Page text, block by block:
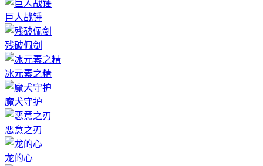
巨人战锤
残破佩剑
冰元素之精
魔犬守护
恶意之刃
龙的心